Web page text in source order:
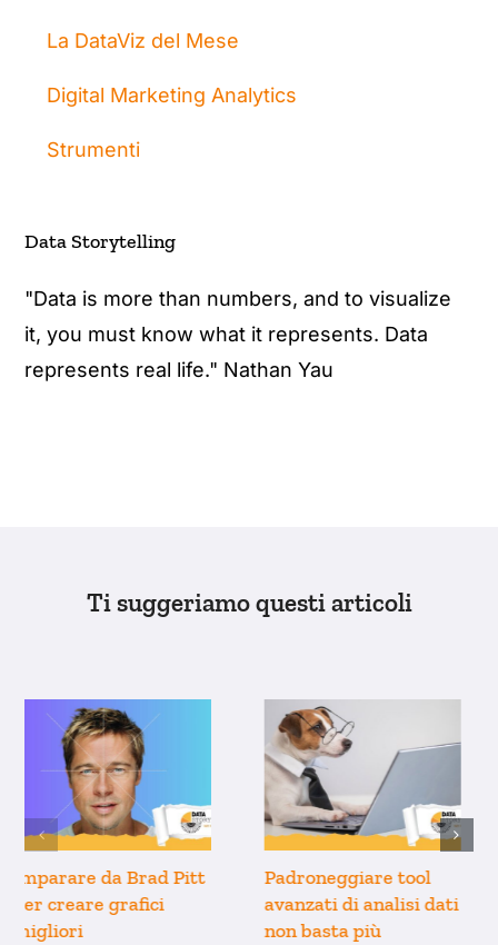
La DataViz del Mese
Digital Marketing Analytics
Strumenti
Data Storytelling
"Data is more than numbers, and to visualize
it, you must know what it represents. Data
represents real life." Nathan Yau
Ti suggeriamo questi articoli
Imparare da Brad Pitt
per creare grafici
migliori
Padroneggiare tool
avanzati di analisi dati
non basta più